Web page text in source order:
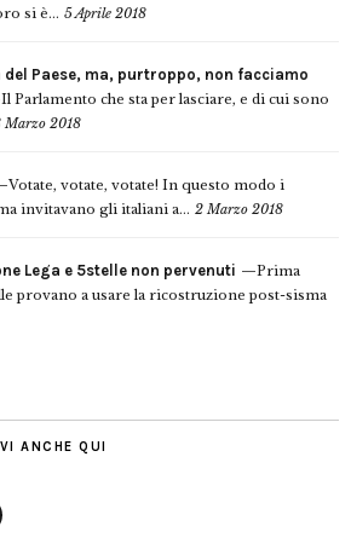
si è... 5 Aprile 2018
Paese, ma, purtroppo, non facciamo
Il Parlamento che sta per lasciare, e di cui sono
Marzo 2018
Votate, votate, votate! In questo modo i
invitavano gli italiani a... 2 Marzo 2018
Lega e 5stelle non pervenuti
Prima
provano a usare la ricostruzione post-sisma
ANCHE QUI